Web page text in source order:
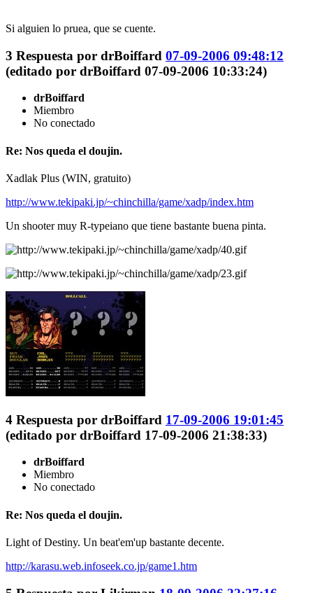
Si alguien lo pruea, que se cuente.
3 Respuesta por drBoiffard 07-09-2006 09:48:12
(editado por drBoiffard 07-09-2006 10:33:24)
drBoiffard
Miembro
No conectado
Re: Nos queda el doujin.
Xadlak Plus (WIN, gratuito)
http://www.tekipaki.jp/~chinchilla/game/xadp/index.htm
Un shooter muy R-typeiano que tiene bastante buena pinta.
4 Respuesta por drBoiffard 17-09-2006 19:01:45
(editado por drBoiffard 17-09-2006 21:38:33)
drBoiffard
Miembro
No conectado
Re: Nos queda el doujin.
Light of Destiny. Un beat'em'up bastante decente.
http://karasu.web.infoseek.co.jp/game1.htm